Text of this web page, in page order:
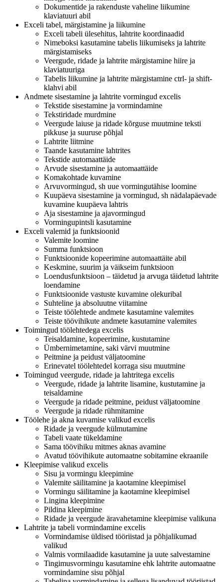
Dokumentide ja rakenduste vaheline liikumine
klaviatuuri abil
Exceli tabel, märgistamine ja liikumine
Exceli tabeli ülesehitus, lahtrite koordinaadid
Nimeboksi kasutamine tabelis liikumiseks ja lahtrite
märgistamiseks
Veergude, ridade ja lahtrite märgistamine hiire ja
klaviatuuriga
Tabelis liikumine ja lahtrite märgistamine ctrl- ja shift-
klahvi abil
Andmete sisestamine ja lahtrite vormingud excelis
Tekstide sisestamine ja vormindamine
Tekstiridade murdmine
Veergude laiuse ja ridade kõrguse muutmine teksti
pikkuse ja suuruse põhjal
Lahtrite liitmine
Taande kasutamine lahtrites
Tekstide automaattäide
Arvude sisestamine ja automaattäide
Komakohtade kuvamine
Arvuvormingud, sh uue vormingutähise loomine
Kuupäeva sisestamine ja vormingud, sh nädalapäevade
kuvamine kuupäeva lahtris
Aja sisestamine ja ajavormingud
Vormingupintsli kasutamine
Exceli valemid ja funktsioonid
Valemite loomine
Summa funktsioon
Funktsioonide kopeerimine automaattäite abil
Keskmine, suurim ja väikseim funktsioon
Loendusfunktsioon – täidetud ja arvuga täidetud lahtrite
loendamine
Funktsioonide vastuste kuvamine olekuribal
Suhteline ja absoluutne viitamine
Teiste töölehtede andmete kasutamine valemites
Teiste töövihikute andmete kasutamine valemites
Toimingud töölehtedega excelis
Teisaldamine, kopeerimine, kustutamine
Ümbernimetamine, saki värvi muutmine
Peitmine ja peidust väljatoomine
Erinevatel töölehtedel korraga sisu muutmine
Toimingud veergude, ridade ja lahtritega excelis
Veergude, ridade ja lahtrite lisamine, kustutamine ja
teisaldamine
Veergude ja ridade peitmine, peidust väljatoomine
Veergude ja ridade rühmitamine
Töölehe ja akna kuvamise valikud excelis
Ridade ja veergude külmutamine
Tabeli vaate tükeldamine
Sama töövihiku mitmes aknas avamine
Avatud töövihikute automaatne sobitamine ekraanile
Kleepimise valikud excelis
Sisu ja vormingu kleepimine
Valemite säilitamine ja kaotamine kleepimisel
Vormingu säilitamine ja kaotamine kleepimisel
Lingina kleepimine
Pildina kleepimine
Ridade ja veergude äravahetamine kleepimise valikuna
Lahtrite ja tabeli vormindamine excelis
Vormindamise üldised tööriistad ja põhjalikumad
valikud
Valmis vormilaadide kasutamine ja uute salvestamine
Tingimusvormingu kasutamine ehk lahtrite automaatne
vormindamine sisu põhjal